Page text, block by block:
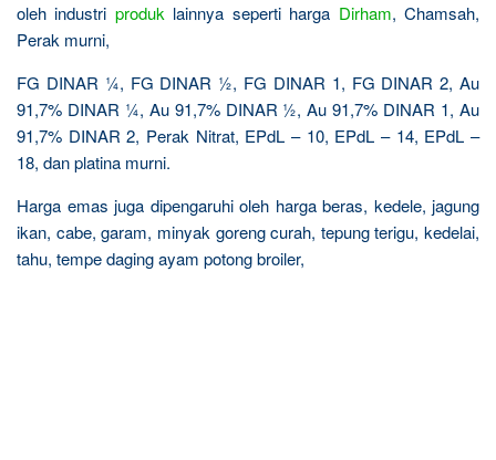
oleh industri produklainnya seperti harga Dirham, Chamsah,
Perak murni,
FG DINAR ¼, FG DINAR ½, FG DINAR 1, FG DINAR 2, Au
91,7% DINAR ¼, Au 91,7% DINAR ½, Au 91,7% DINAR 1, Au
91,7% DINAR 2, Perak Nitrat, EPdL – 10, EPdL – 14, EPdL –
18, dan platina murni.
Harga emas juga dipengaruhi oleh harga beras, kedele, jagung
ikan, cabe, garam, minyak goreng curah, tepung terigu, kedelai,
tahu, tempe daging ayam potong broiler,